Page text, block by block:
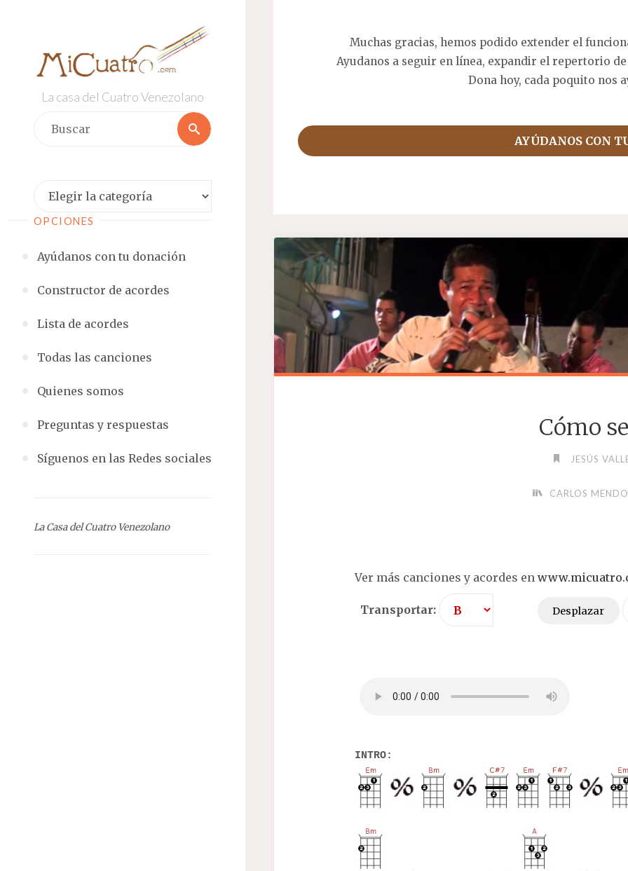
La casa del Cuatro Venezolano
Buscar
Categorías
OPCIONES
Ayúdanos con tu donación
Constructor de acordes
Lista de acordes
Todas las canciones
Quienes somos
Preguntas y respuestas
Síguenos en las Redes sociales
La Casa del Cuatro Venezolano
Muchas gracias, hemos podido extender el
Ayudanos a seguir en línea, expandir el repertorio
Dona hoy, cada poquito nos
AYÚDANOS CON
Cómo
JESÚS
CARLOS
Ver más canciones y acordes en
Transportar: Desplazar
INTRO: